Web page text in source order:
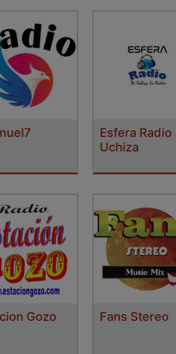
Esfera Radio
Uchiza
Gozo Fans Stereo